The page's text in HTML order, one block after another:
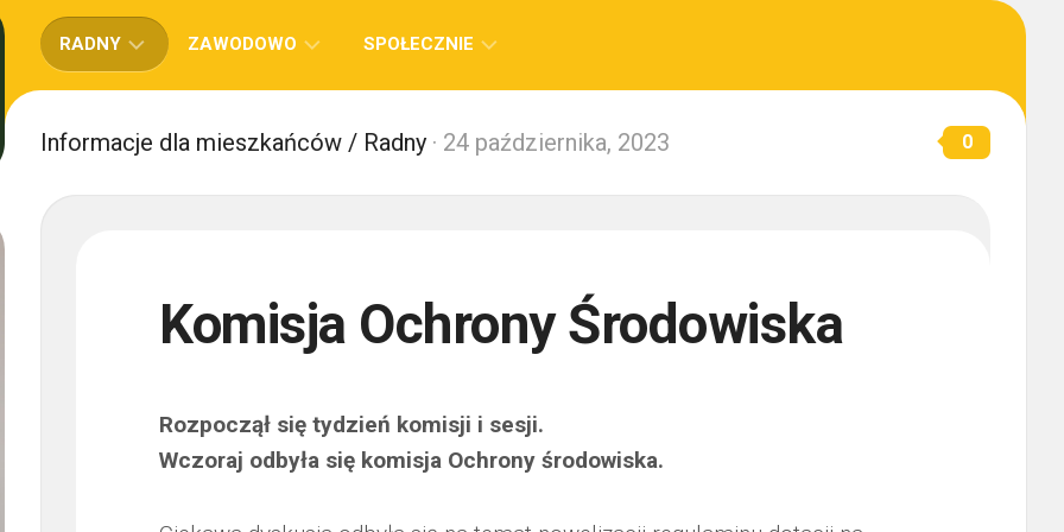
RADNY
OPINIE
ZAWODOWO
WYKSZTAŁCENIE
CHARYTATYWNY
FUNDACJA
EUROPEJSKI
INSTYTUT
SPOŁECZNIE
STOWARZYSZENIE
LUXTORPEDA
STOWARZYSZENIE
AKTYWNI
SPOŁECZNIE
Informacje dla mieszkańców / Radny · 24 października, 2023 0
Komisja Ochrony Środowiska
Rozpoczął się tydzień komisji i sesji.
Wczoraj odbyła się komisja Ochrony środowiska.